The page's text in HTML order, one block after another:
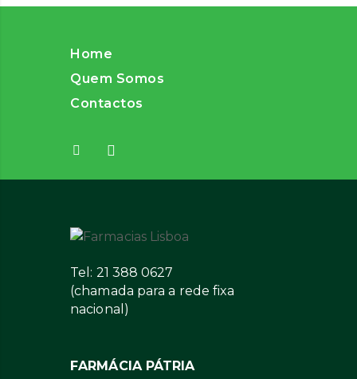
Home
Quem Somos
Contactos
Tel: 21 388 0627
(chamada para a rede fixa
nacional)
FARMÁCIA PÁTRIA